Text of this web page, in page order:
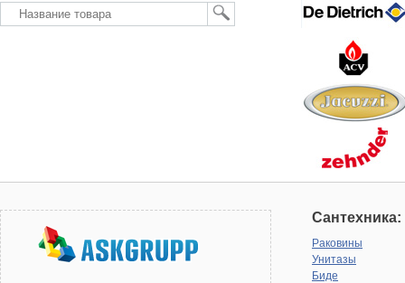
Сантехника:
Раковины
Унитазы
Биде